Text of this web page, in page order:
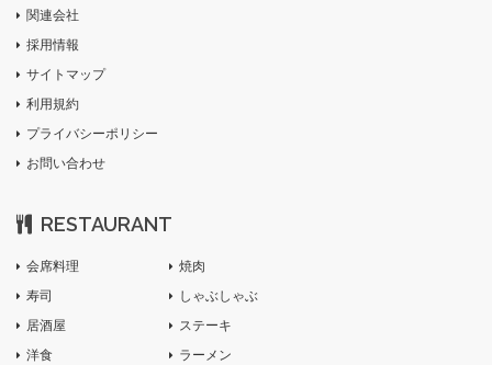
関連会社
採用情報
サイトマップ
利用規約
プライバシーポリシー
お問い合わせ
RESTAURANT
会席料理
寿司
居酒屋
洋食
焼肉
しゃぶしゃぶ
ステーキ
ラーメン